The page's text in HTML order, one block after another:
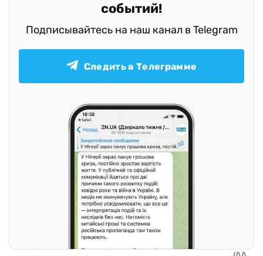
событий!
Подписывайтесь на наш канал в Telegram
Следить в Телеграмме